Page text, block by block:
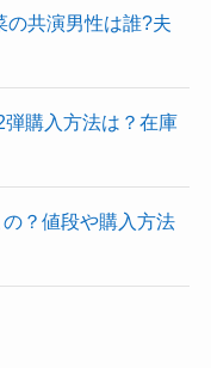
の共演男性は誰?夫
購入方法は？在庫
？値段や購入方法